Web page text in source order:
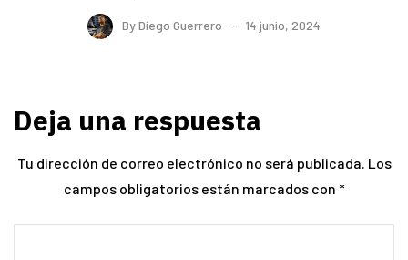
ByDiego Guerrero 14 junio, 2024
Deja una respuesta
Tu dirección de correo electrónico no será publicada. Los
campos obligatorios están marcados con *